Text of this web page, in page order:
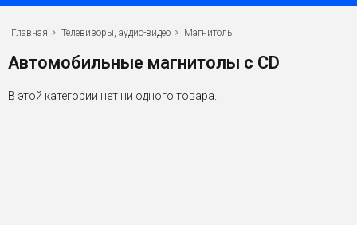
Главная Телевизоры, аудио-видео Магнитолы
Автомобильные магнитолы с CD
В этой категории нет ни одного товара.